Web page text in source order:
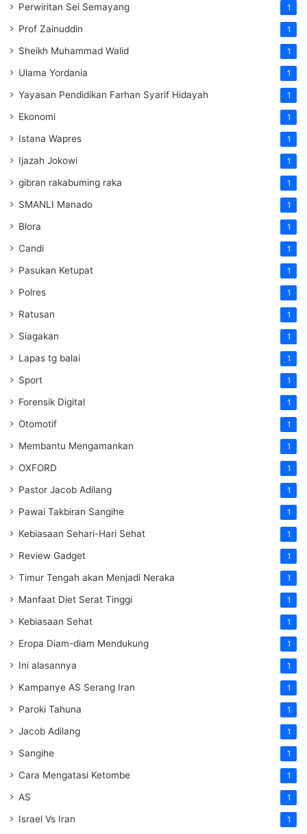
Perwiritan Sei Semayang 1
Prof Zainuddin 1
Sheikh Muhammad Walid 1
Ulama Yordania 1
Yayasan Pendidikan Farhan Syarif Hidayah 1
Ekonomi 1
Istana Wapres 1
Ijazah Jokowi 1
gibran rakabuming raka 1
SMANLI Manado 1
Blora 1
Candi 1
Pasukan Ketupat 1
Polres 1
Ratusan 1
Siagakan 1
Lapas tg balai 1
Sport 1
Forensik Digital 1
Otomotif 1
Membantu Mengamankan 1
OXFORD 1
Pastor Jacob Adilang 1
Pawai Takbiran Sangihe 1
Kebiasaan Sehari-Hari Sehat 1
Review Gadget 1
Timur Tengah akan Menjadi Neraka 1
Manfaat Diet Serat Tinggi 1
Kebiasaan Sehat 1
Eropa Diam-diam Mendukung 1
Ini alasannya 1
Kampanye AS Serang Iran 1
Paroki Tahuna 1
Jacob Adilang 1
Sangihe 1
Cara Mengatasi Ketombe 1
AS 1
Israel Vs Iran 1